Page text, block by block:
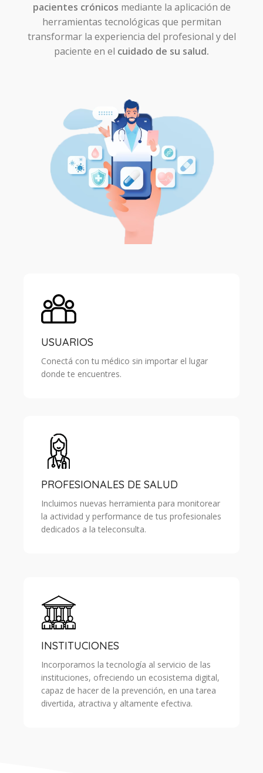
pacientes crónicos mediante la aplicación de
herramientas tecnológicas que permitan
transformar la experiencia del profesional y del
paciente en el cuidado de su salud.
USUARIOS
Conectá con tu médico sin importar el lugar
donde te encuentres.
PROFESIONALES DE SALUD
Incluimos nuevas herramienta para monitorear
la actividad y performance de tus profesionales
dedicados a la teleconsulta.
INSTITUCIONES
Incorporamos la tecnología al servicio de las
instituciones, ofreciendo un ecosistema digital,
capaz de hacer de la prevención, en una tarea
divertida, atractiva y altamente efectiva.